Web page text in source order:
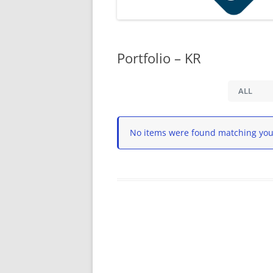
Portfolio – KR
No items were found matching